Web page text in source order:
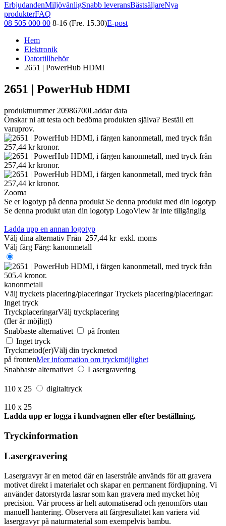
ErbjudandenMiljövänligSnabb leveransBästsäljareNya
produkterFAQ
08 505 000 00 8-16 (Fre. 15.30)E-post
Hem
Elektronik
Datortillbehör
2651 | PowerHub HDMI
2651 | PowerHub HDMI
produktnummer 20986700Laddar data
Önskar ni att testa och bedöma produkten själva? Beställ ett
varuprov.
Zooma
Se er logotyp på denna produkt Se denna produkt med din logotyp
Se denna produkt utan din logotyp LogoView är inte tillgänglig
Ladda upp en annan logotyp
Välj dina alternativ Från 257,44 kr exkl. moms
Välj färg Färg: kanonmetall
kanonmetall
Välj tryckets placering/placeringar Tryckets placering/placeringar:
Inget tryck
TryckplaceringarVälj tryckplacering
(fler är möjligt)
Snabbaste alternativet
på fronten
Inget tryck
Tryckmetod(er)Välj din tryckmetod
på frontenMer information om tryckmöjlighet
Snabbaste alternativet
Lasergravering
110 x 25 digitaltryck
110 x 25
Ladda upp er logga i kundvagnen eller efter beställning.
Tryckinformation
Lasergravering
Lasergravyr är en metod där en laserstråle används för att gravera
motivet direkt i materialet och skapar en permanent fördjupning. Vi
använder datorstyrda lasrar som kan gravera med mycket hög
precision. Vår process är helt automatiserad och genomförs utan
manuell hantering. Observera att färgresultatet kan variera vid
lasergravyr på naturmaterial som exempelvis bambu.